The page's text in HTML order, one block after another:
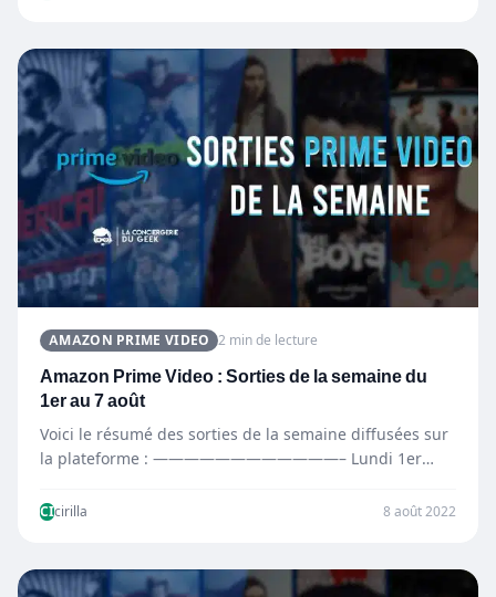
AMAZON PRIME VIDEO 2 min de lecture
Amazon Prime Video : Sorties de la semaine du
1er au 7 août
Voici le résumé des sorties de la semaine diffusées sur
la plateforme : ————————————– Lundi 1er
CIcirilla 8 août 2022